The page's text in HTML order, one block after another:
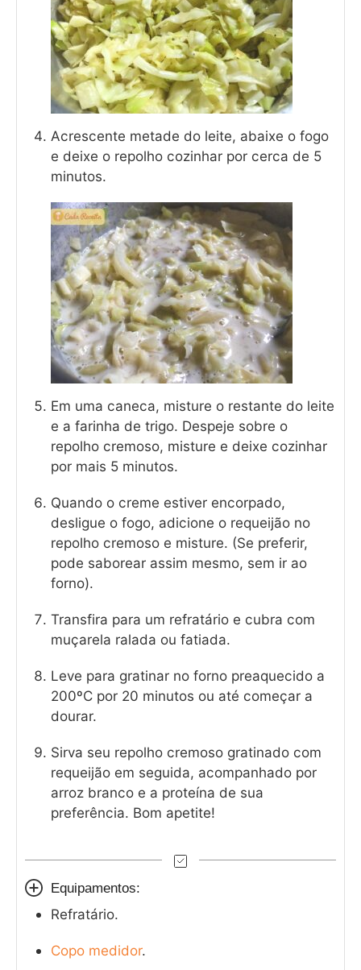
Acrescente metade do leite, abaixe o fogo
e deixe o repolho cozinhar por cerca de 5
minutos.
Em uma caneca, misture o restante do leite
e a farinha de trigo. Despeje sobre o
repolho cremoso, misture e deixe cozinhar
por mais 5 minutos.
Quando o creme estiver encorpado,
desligue o fogo, adicione o requeijão no
repolho cremoso e misture. (Se preferir,
pode saborear assim mesmo, sem ir ao
forno).
Transfira para um refratário e cubra com
muçarela ralada ou fatiada.
Leve para gratinar no forno preaquecido a
200ºC por 20 minutos ou até começar a
dourar.
Sirva seu repolho cremoso gratinado com
requeijão em seguida, acompanhado por
arroz branco e a proteína de sua
preferência. Bom apetite!
Equipamentos:
Refratário.
Copo medidor.